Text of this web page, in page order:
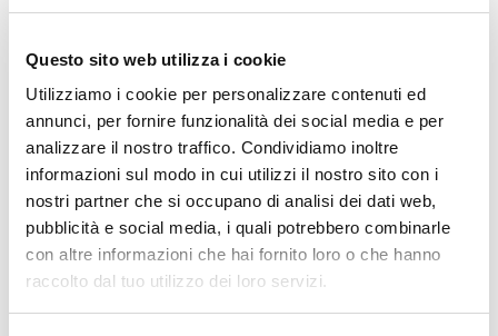
Questo sito web utilizza i cookie
Utilizziamo i cookie per personalizzare contenuti ed
annunci, per fornire funzionalità dei social media e per
analizzare il nostro traffico. Condividiamo inoltre
informazioni sul modo in cui utilizzi il nostro sito con i
nostri partner che si occupano di analisi dei dati web,
pubblicità e social media, i quali potrebbero combinarle
con altre informazioni che hai fornito loro o che hanno
raccolto dal tuo utilizzo dei loro servizi.
sostituirsi in nessun modo a parere medico o di altri specialisti.
L’autore declina ogni responsabilità di effetti o di conseguenze
risultanti dall’uso di tali informazioni e dalla loro messa in pratica.
il trx, e con altri attrezzi può causare infortuni, si consiglia pertanto
di prestare la massima attenzione e di eseguire esercizi e
metodologie adatte al proprio livello di forma. Consultare il proprio
medico di fiducia prima di intraprendere qualsiasi forma di attività
fisica o regime alimentare.